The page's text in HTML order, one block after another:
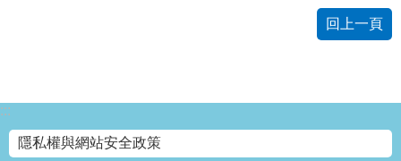
覽
回
回上一頁
:::
隱私權與網站安全政策